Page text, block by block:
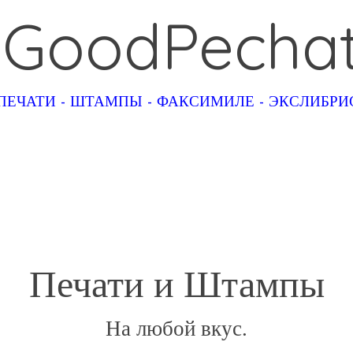
- ШТАМПЫ - ФАКСИМИЛЕ -
Печати и Штампы
На любой вкус.